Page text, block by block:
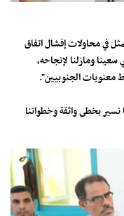
في محاولات إفشال اتفاق
ومازلنا لإنجاحه،
معنويات الجنوبيين".
نسير بخطى واثقة وخطواتنا